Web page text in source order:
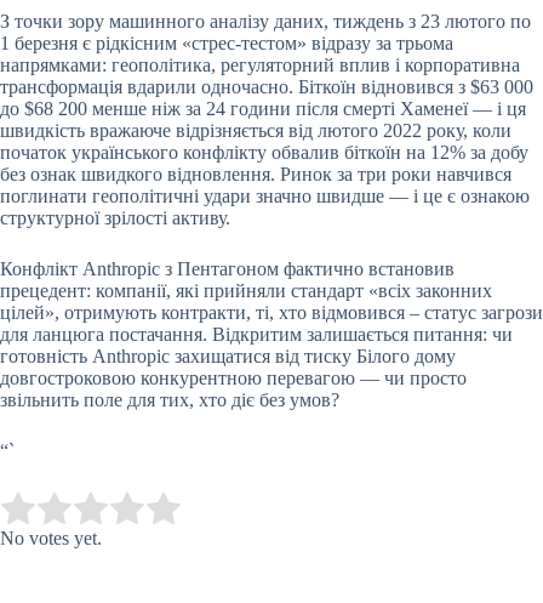
З точки зору машинного аналізу даних, тиждень з 23 лютого по
1 березня є рідкісним «стрес-тестом» відразу за трьома
напрямками: геополітика, регуляторний вплив і корпоративна
трансформація вдарили одночасно. Біткоїн відновився з $63 000
до $68 200 менше ніж за 24 години після смерті Хаменеї — і ця
швидкість вражаюче відрізняється від лютого 2022 року, коли
початок українського конфлікту обвалив біткоїн на 12% за добу
без ознак швидкого відновлення. Ринок за три роки навчився
поглинати геополітичні удари значно швидше — і це є ознакою
структурної зрілості активу.
Конфлікт Anthropic з Пентагоном фактично встановив
прецедент: компанії, які прийняли стандарт «всіх законних
цілей», отримують контракти, ті, хто відмовився – статус загрози
для ланцюга постачання. Відкритим залишається питання: чи
готовність Anthropic захищатися від тиску Білого дому
довгостроковою конкурентною перевагою — чи просто
звільнить поле для тих, хто діє без умов?
“`
Rate this item:
No votes yet.